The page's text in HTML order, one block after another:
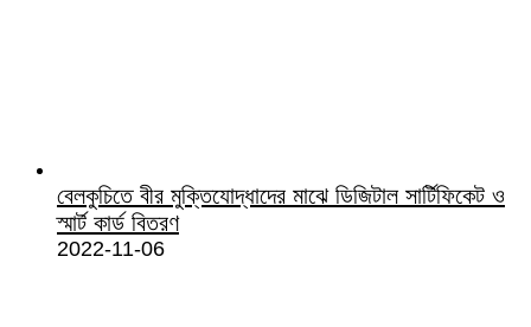
বেলকুচিতে বীর মুক্তিযোদ্ধাদের মাঝে ডিজিটাল সার্টিফিকেট ও
স্মার্ট কার্ড বিতরণ
2022-11-06